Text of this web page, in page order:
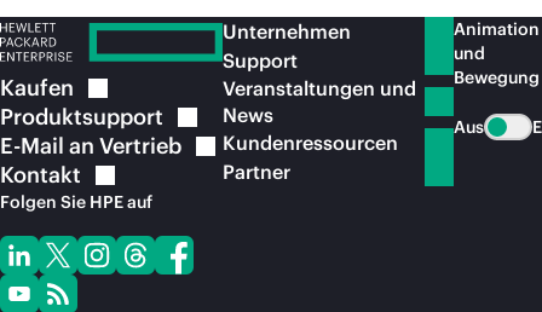
Kaufen
Produktsupport
E-Mail an Vertrieb
Kontakt
Folgen Sie HPE auf
Unternehmen
Support
Veranstaltungen und
News
Kundenressourcen
Partner
Animation
und
Bewegung
Aus